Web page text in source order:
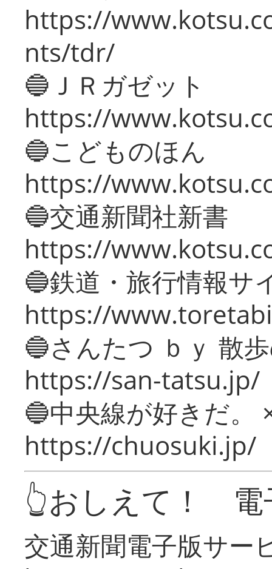
https://
nts/tdr/
🔵ＪＲガゼット
https://
🔵こどものほん
https://
🔵交通新聞社新書
https://
🔵鉄道・旅行情報サ
https://
🔵さんたつ ｂｙ 散
https://san-tatsu.jp/
🔵中央線が好きだ。
https://chuosuki.jp/
👆おしえて！ 電
交通新聞電子版サー